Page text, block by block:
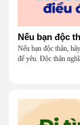
Nếu bạn độc thân,
để yêu. Độc thân